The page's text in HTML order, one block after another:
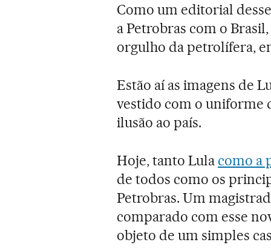
Como um editorial
a Petrobras com o
orgulho da petrolífera,
Estão aí as imagens de
vestido com o uniforme
ilusão ao país.
Hoje, tanto Lula como a
de todos como os
Petrobras. Um
comparado com esse
objeto de um simples